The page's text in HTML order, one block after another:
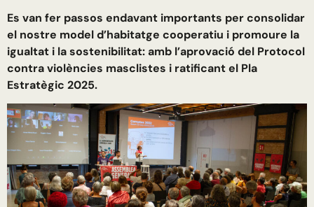
Es van fer passos endavant importants per consolidar
el nostre model d’habitatge cooperatiu i promoure la
igualtat i la sostenibilitat: amb l’aprovació del Protocol
contra violències masclistes i ratificant el Pla
Estratègic 2025.